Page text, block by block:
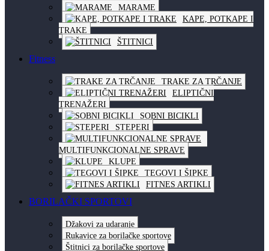
MARAME
KAPE, POTKAPE I
TRAKE
ŠTITNICI
Fitness
TRAKE ZA TRČANJE
ELIPTIČNI
TRENAŽERI
SOBNI BICIKLI
STEPERI
MULTIFUNKCIONALNE SPRAVE
KLUPE
TEGOVI I ŠIPKE
FITNES ARTIKLI
BORILAČKI SPORTOVI
Džakovi za udaranje
Rukavice za borilačke sportove
Štitnici za borilačke sportove